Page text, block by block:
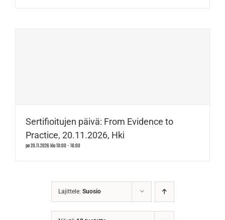
Sertifioitujen päivä: From Evidence to
Practice, 20.11.2026, Hki
pe 20.11.2026 klo 10:00-16:00
Lajittele: Suosio